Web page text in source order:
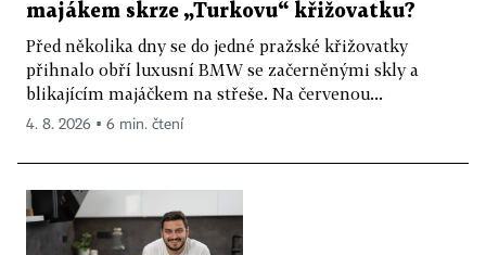
majákem skrze „Turkovu“ křižovatku?
Před několika dny se do jedné pražské křižovatky
přihnalo obří luxusní BMW se začerněnými skly a
blikajícím majáčkem na střeše. Na červenou...
4. 8. 2026 ▪ 6 min. čtení